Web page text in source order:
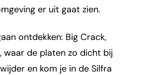
er uit gaat zien.
ontdekken: Big Crack,
waar de platen zo dicht bij
en kom je in de Silfra